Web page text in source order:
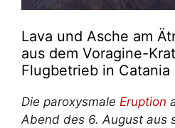
Lava und Asche am
aus dem Voragine-
Flugbetrieb in Catania
Die paroxysmale Eruption
Abend des 6. August aus